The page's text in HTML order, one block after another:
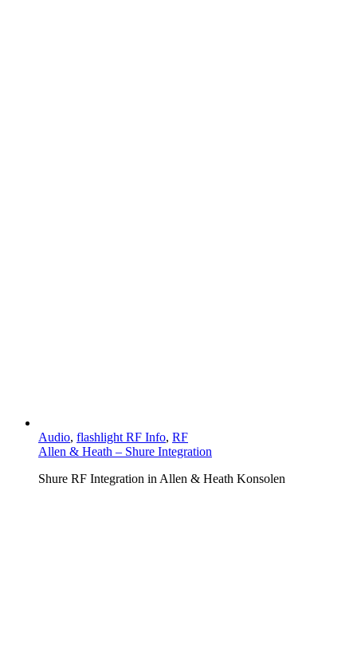
Audio, flashlight RF Info, RF
Allen & Heath – Shure Integration
Shure RF Integration in Allen & Heath Konsolen